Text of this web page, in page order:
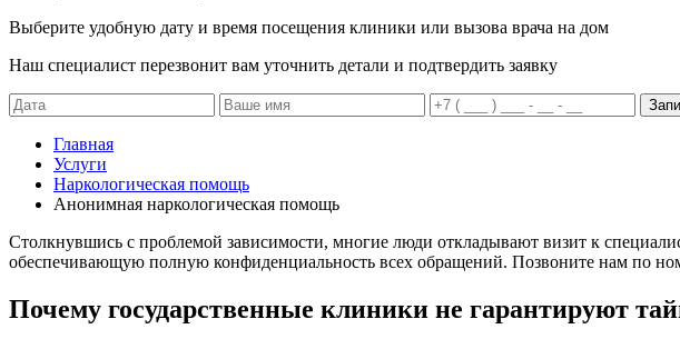
Выберите удобную дату и время посещения клиники или вызова врача на дом
Наш специалист перезвонит вам уточнить детали и подтвердить заявку
Главная
Услуги
Наркологическая помощь
Анонимная наркологическая помощь
Столкнувшись с проблемой зависимости, многие люди откладывают визит к
обеспечивающую полную конфиденциальность всех обращений. Позвоните нам по
Почему государственные клиники не гарантируют